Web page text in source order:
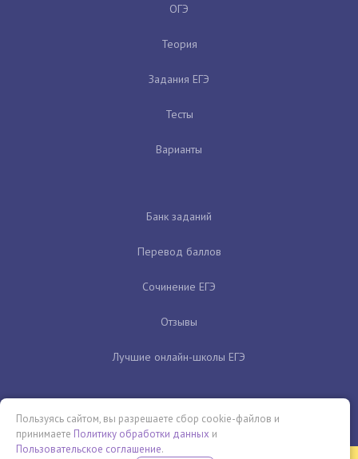
ОГЭ
Теория
Задания ЕГЭ
Тесты
Варианты
Банк заданий
Перевод баллов
Сочинение ЕГЭ
Отзывы
Лучшие онлайн-школы ЕГЭ
Пользуясь сайтом, вы разрешаете сбор cookie-файлов и
принимаете Политику обработки данных и
Пользовательское соглашение.